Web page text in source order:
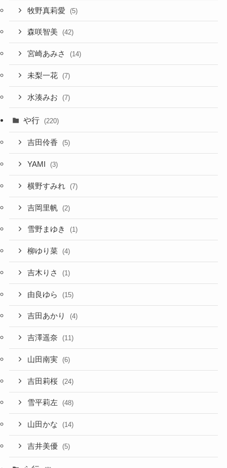
牧野真莉愛 (5)
森咲智美 (42)
宮崎あみさ (14)
未梨一花 (7)
水湊みお (7)
や行 (220)
吉田伶香 (5)
YAMI (3)
横野すみれ (7)
吉岡里帆 (2)
雪野まゆき (1)
柳ゆり菜 (4)
吉木りさ (1)
由良ゆら (15)
吉田あかり (4)
吉澤遥奈 (11)
山田南実 (6)
吉田莉桜 (24)
雪平莉左 (48)
山田かな (14)
吉井美優 (5)